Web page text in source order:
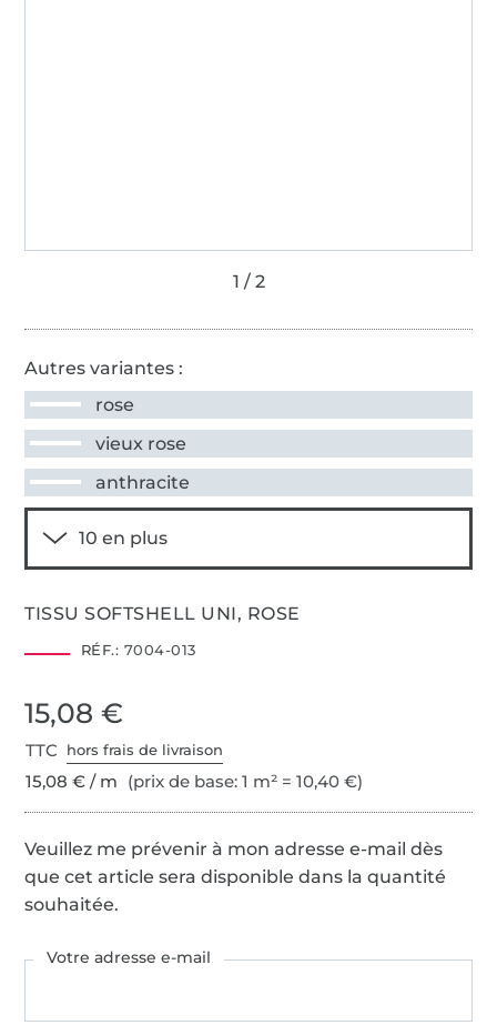
Autres variantes :
rose
vieux rose
anthracite
TISSU SOFTSHELL UNI, ROSE
RÉF.: 7004-013
15,08 €
TTC hors frais de livraison
15,08 € / m (prix de base: 1 m² = 10,40 €)
Veuillez me prévenir à mon adresse e-mail dès
que cet article sera disponible dans la quantité
souhaitée.
Votre adresse e-mail